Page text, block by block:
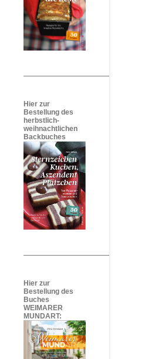
Hier zur
Bestellung des
herbstlich-
weihnachtlichen
Backbuches
Hier zur
Bestellung des
Buches
WEIMARER
MUNDART: